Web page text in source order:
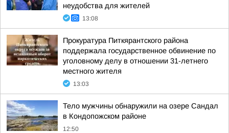
неудобства для жителей
13:08
Прокуратура Питкярантского района
поддержала государственное обвинение по
уголовному делу в отношении 31-летнего
местного жителя
13:03
Тело мужчины обнаружили на озере Сандал
в Кондопожском районе
12:50